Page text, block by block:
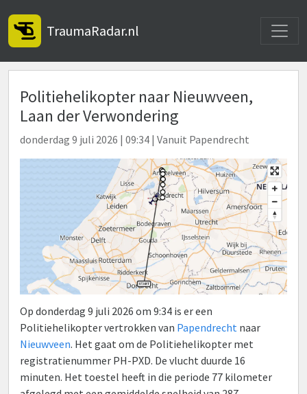
TraumaRadar.nl
Politiehelikopter naar Nieuwveen,
Laan der Verwondering
donderdag 9 juli 2026 | 09:34 | Vanuit Papendrecht
Op donderdag 9 juli 2026 om 9:34 is er een
Politiehelikopter vertrokken van Papendrecht naar
Nieuwveen. Het gaat om de Politiehelikopter met
registratienummer PH-PXD. De vlucht duurde 16
minuten. Het toestel heeft in die periode 77 kilometer